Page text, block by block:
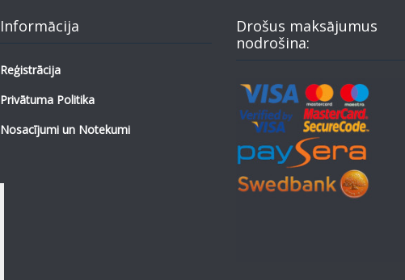
Informācija
Reģistrācija
Privātuma Politika
Nosacījumi un Notekumi
Drošus maksājumus
nodrošina: